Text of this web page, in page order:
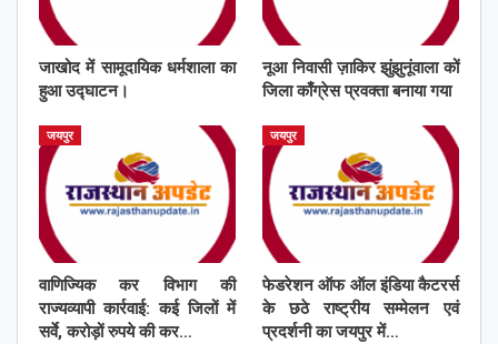
जाखोद में सामूदायिक धर्मशाला का
हुआ उद्घाटन।
नूआ निवासी ज़ाकिर झुंझुनूंवाला कों
जिला काँग्रेस प्रवक्ता बनाया गया
जयपुर
वाणिज्यिक कर विभाग की
राज्यव्यापी कार्रवाई: कई जिलों में
सर्वे, करोड़ों रुपये की कर…
जयपुर
फेडरेशन ऑफ ऑल इंडिया कैटरर्स
के छठे राष्ट्रीय सम्मेलन एवं
प्रदर्शनी का जयपुर में…